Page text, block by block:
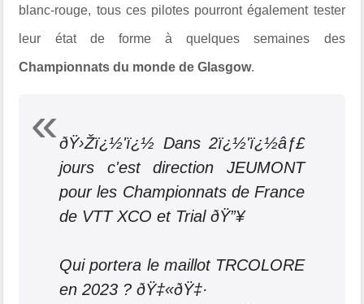
blanc-rouge, tous ces pilotes pourront également tester
leur état de forme à quelques semaines des
Championnats du monde de Glasgow.
ðŸ›Žï¿½'ï¿½ Dans 2ï¿½'ï¿½âƒ£
jours c'est direction JEUMONT
pour les Championnats de France
de VTT XCO et Trial ðŸ”¥
Qui portera le maillot TRCOLORE
en 2023 ? ðŸ‡«ðŸ‡·